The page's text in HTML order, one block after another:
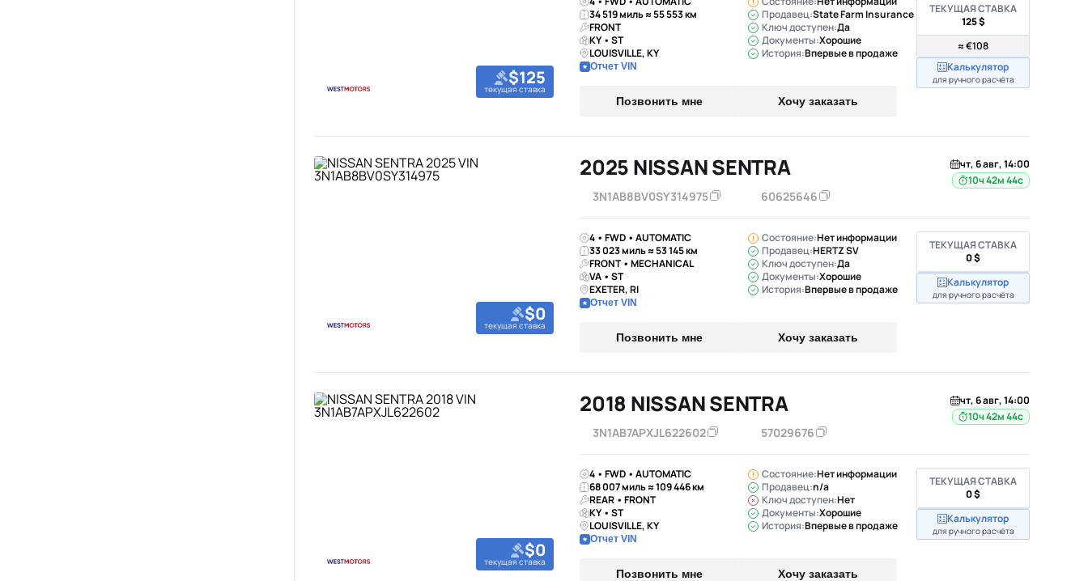
$125
текущая ставка
34 519 миль ≈ 55 553 км
FRONT
KY • ST
LOUISVILLE, KY
Отчет VIN
Продавец:State Farm Insurance
Ключ доступен:Да
Документы:Хорошие
История:Впервые в продаже
Позвонить мне Хочу заказать
ТЕКУЩАЯ СТАВКА
125 $
≈ €108
Калькулятор
для ручного расчёта
$0
текущая ставка
2025 NISSAN SENTRA
3N1AB8BV0SY314975 60625646
чт, 6 авг, 14:00
10ч 42м 43с
4 • FWD • AUTOMATIC
33 023 миль ≈ 53 145 км
FRONT • MECHANICAL
VA • ST
EXETER, RI
Отчет VIN
Состояние:Нет информации
Продавец:HERTZ SV
Ключ доступен:Да
Документы:Хорошие
История:Впервые в продаже
Позвонить мне Хочу заказать
ТЕКУЩАЯ СТАВКА
0 $
Калькулятор
для ручного расчёта
$0
текущая ставка
2018 NISSAN SENTRA
3N1AB7APXJL622602 57029676
чт, 6 авг, 14:00
10ч 42м 43с
4 • FWD • AUTOMATIC
68 007 миль ≈ 109 446 км
REAR • FRONT
KY • ST
LOUISVILLE, KY
Отчет VIN
Состояние:Нет информации
Продавец:n/a
Ключ доступен:Нет
Документы:Хорошие
История:Впервые в продаже
Позвонить мне Хочу заказать
ТЕКУЩАЯ СТАВКА
0 $
Калькулятор
для ручного расчёта